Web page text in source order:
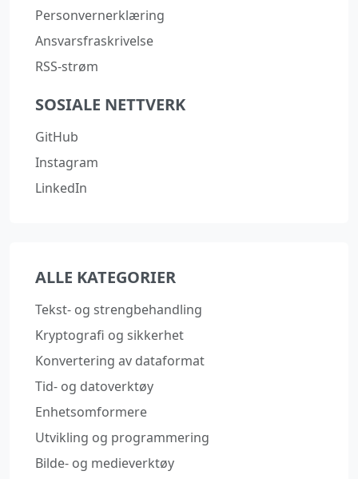
Personvernerklæring
Ansvarsfraskrivelse
RSS-strøm
SOSIALE NETTVERK
GitHub
Instagram
LinkedIn
ALLE KATEGORIER
Tekst- og strengbehandling
Kryptografi og sikkerhet
Konvertering av dataformat
Tid- og datoverktøy
Enhetsomformere
Utvikling og programmering
Bilde- og medieverktøy